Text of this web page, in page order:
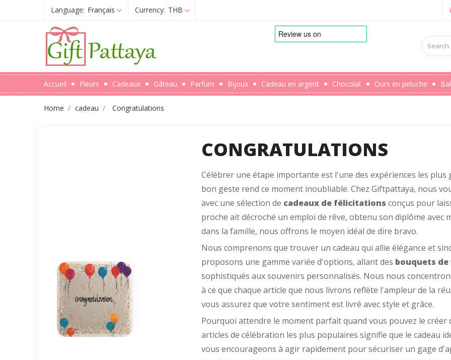
Language: Français Currency: THB
Accueil Fleurs Cadeaux Gâteau Parfum Bijoux Cadeau en argent Chocolat Ours en peluche
Home cadeau Congratulations
CONGRATULATIONS
Célébrer une étape importante est l'une des expériences les
bon geste rend ce moment inoubliable. Chez Giftpattaya, nous
avec une sélection de cadeaux de félicitations conçus pour
proche ait décroché un emploi de rêve, obtenu son diplôme avec
dans la famille, nous offrons le moyen idéal de dire bravo.
Nous comprenons que trouver un cadeau qui allie élégance et
proposons une gamme variée d'options, allant des bouquets
sophistiqués aux souvenirs personnalisés. Nous nous
à ce que chaque article que nous livrons reflète l'ampleur de la
vous assurez que votre sentiment est livré avec style et grâce.
Pourquoi attendre le moment parfait quand vous pouvez le créer
articles de célébration les plus populaires signifie que le cadeau
vous encourageons à agir rapidement pour sécuriser un gage